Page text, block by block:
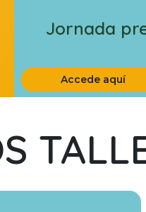
Jornada
Accede aquí